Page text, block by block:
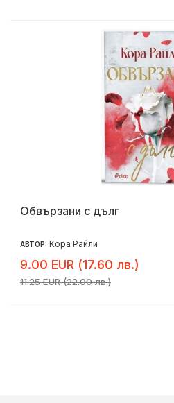
Обвързани с дълг
АВТОР: Кора Райли
9.00 EUR (17.60 лв.)
11.25 EUR (22.00 лв.)